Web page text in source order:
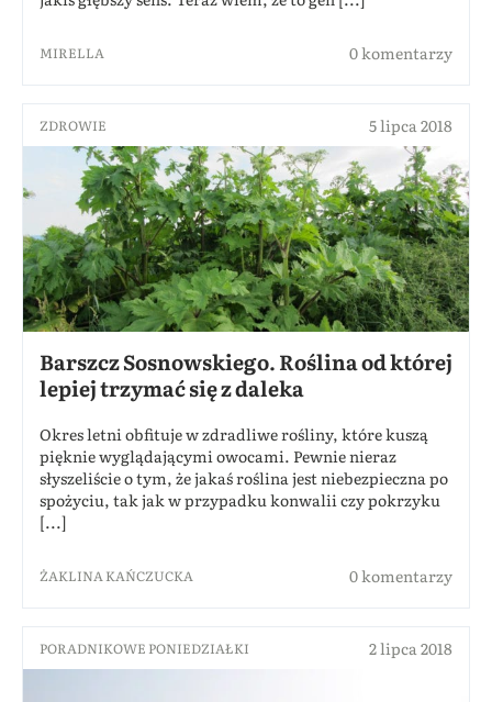
MIRELLA 0 komentarzy
ZDROWIE 5 lipca 2018
Barszcz Sosnowskiego. Roślina od której
lepiej trzymać się z daleka
Okres letni obfituje w zdradliwe rośliny, które kuszą
pięknie wyglądającymi owocami. Pewnie nieraz
słyszeliście o tym, że jakaś roślina jest niebezpieczna po
spożyciu, tak jak w przypadku konwalii czy pokrzyku
[...]
ŻAKLINA KAŃCZUCKA 0 komentarzy
PORADNIKOWE PONIEDZIAŁKI 2 lipca 2018